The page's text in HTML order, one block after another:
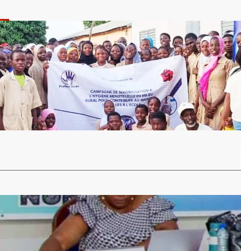
au CEG 2 Nikki : l’ONG ProGen
tabous sur l’hygiène menstruelle des jeunes
28 mai 2024
au CEG 2 Nikki : l’ONG ProGen Bénin
l’hygiène…
maladies tropicales négligées au Bénin : la
‘’Non aux MTN’’ renforce les
membres